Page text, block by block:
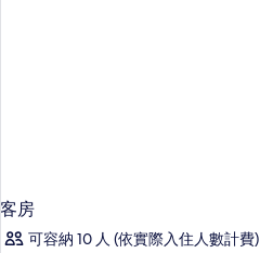
客房
可容納 10 人 (依實際入住人數計費)